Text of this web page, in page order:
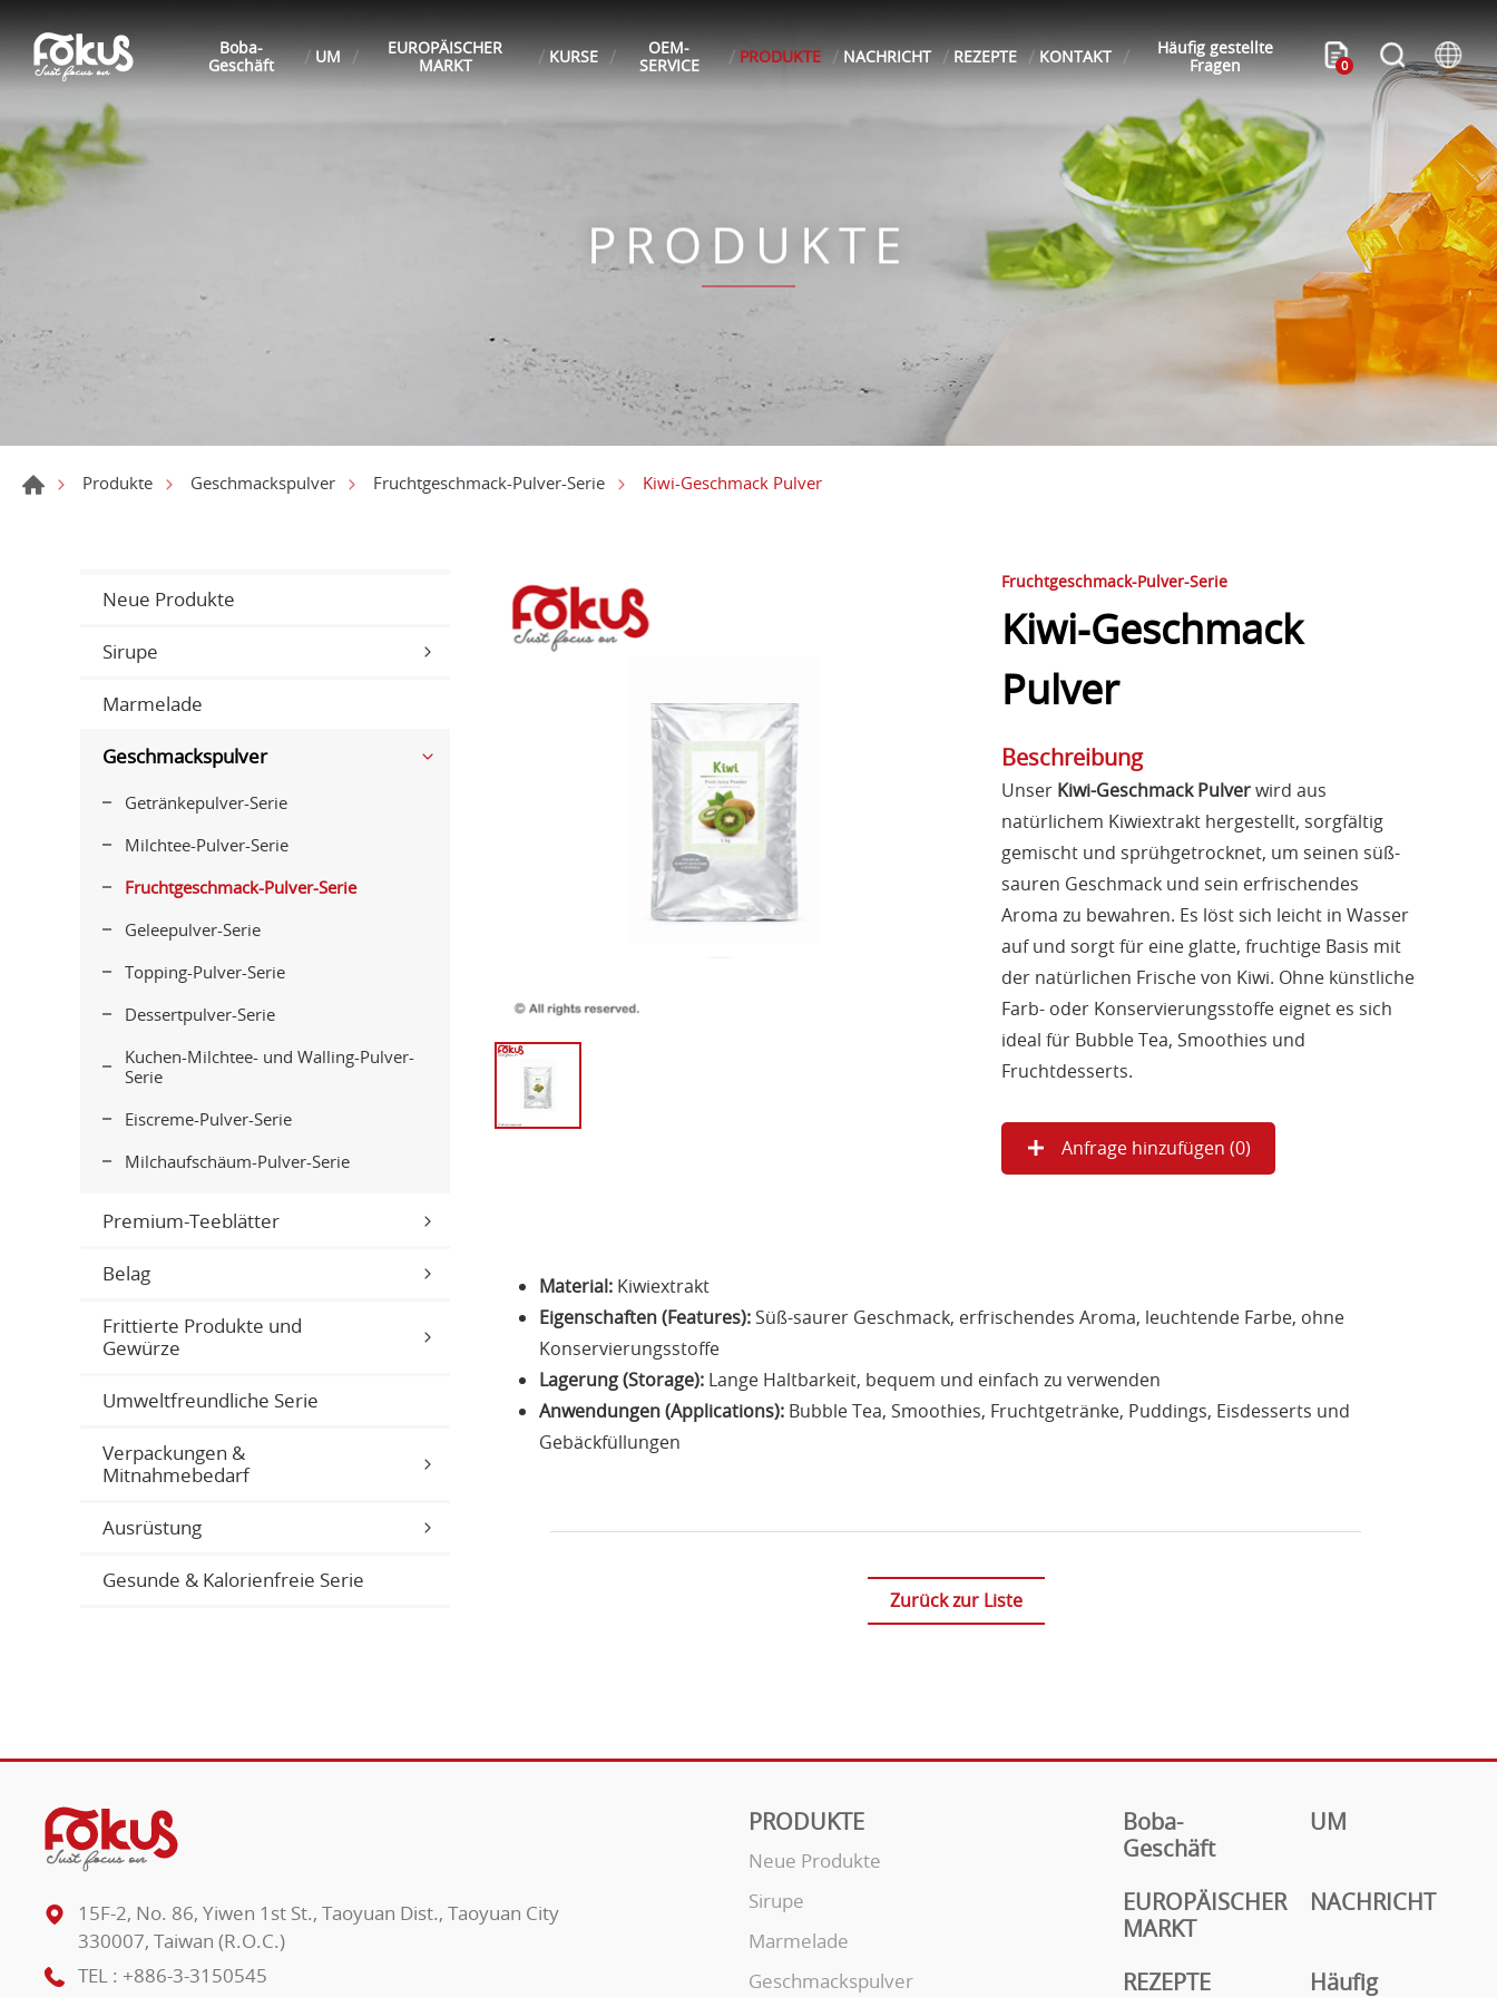
Boba-
Geschäft
UM
EUROPÄISCHER
MARKT
KURSE
OEM-
SERVICE
PRODUKTE NACHRICHT REZEPTE KONTAKT
Häufig gestellte
Fragen
0
PRODUKTE
Produkte Geschmackspulver Fruchtgeschmack-Pulver-Serie Kiwi-Geschmack Pulver
Neue Produkte
Sirupe
Marmelade
Geschmackspulver
Getränkepulver-Serie
Milchtee-Pulver-Serie
Fruchtgeschmack-Pulver-Serie
Geleepulver-Serie
Topping-Pulver-Serie
Dessertpulver-Serie
Kuchen-Milchtee- und Walling-Pulver-
Serie
Eiscreme-Pulver-Serie
Milchaufschäum-Pulver-Serie
Premium-Teeblätter
Belag
Frittierte Produkte und
Gewürze
Umweltfreundliche Serie
Verpackungen &
Mitnahmebedarf
Ausrüstung
Gesunde & Kalorienfreie Serie
Fruchtgeschmack-Pulver-Serie
Kiwi-Geschmack
Pulver
Beschreibung
Unser Kiwi-Geschmack Pulverwird aus
natürlichem Kiwiextrakt hergestellt, sorgfältig
gemischt und sprühgetrocknet, um seinen süß-
sauren Geschmack und sein erfrischendes
Aroma zu bewahren. Es löst sich leicht in Wasser
auf und sorgt für eine glatte, fruchtige Basis mit
der natürlichen Frische von Kiwi. Ohne künstliche
Farb- oder Konservierungsstoffe eignet es sich
ideal für Bubble Tea, Smoothies und
Fruchtdesserts.
Anfrage hinzufügen (0)
Material: Kiwiextrakt
Eigenschaften (Features): Süß-saurer Geschmack, erfrischendes Aroma, leuchtende Farbe, ohne
Konservierungsstoffe
Lagerung (Storage): Lange Haltbarkeit, bequem und einfach zu verwenden
Anwendungen (Applications): Bubble Tea, Smoothies, Fruchtgetränke, Puddings, Eisdesserts und
Gebäckfüllungen
Zurück zur Liste
PRODUKTE
Neue Produkte
Sirupe
Marmelade
Geschmackspulver
Boba-
Geschäft
UM
EUROPÄISCHER
MARKT
NACHRICHT
REZEPTE
Häufig
15F-2, No. 86, Yiwen 1st St., Taoyuan Dist., Taoyuan City
330007, Taiwan (R.O.C.)
TEL : +886-3-3150545